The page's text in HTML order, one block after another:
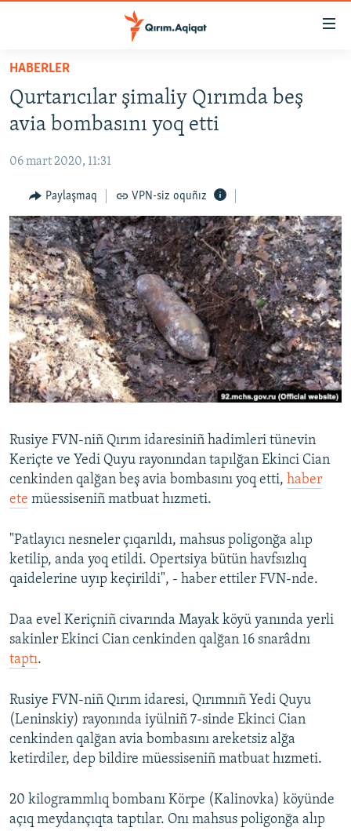
Esas
qaytmaq
Baş
qaytmaq
qaytmaq
SİYASET
CEMİYET
MEDENİYET
İNSAN AQLARI
VİDEO
SÜRET
BLOGLAR
FİKİR
Русский
Українською
QOŞULIÑIZ!
HABERLER
Qurtarıcılar şimaliy Qırımda beş
avia bombasını yoq etti
06 mart 2020, 11:31
Paylaşmaq VPN-siz oquñız
Rusiye FVN-niñ Qırım idaresiniñ hadimleri tünevin
Keriçte ve Yedi Quyu rayonından tapılğan Ekinci Cian
cenkinden qalğan beş avia bombasını yoq etti, haber
ete müessiseniñ matbuat hızmeti.
"Patlayıcı nesneler çıqarıldı, mahsus poligonğa alıp
ketilip, anda yoq etildi. Opertsiya bütün havfsızlıq
qaidelerine uyıp keçirildi", - haber ettiler FVN-nde.
Daa evel Keriçniñ civarında Mayak köyü yanında yerli
sakinler Ekinci Cian cenkinden qalğan 16 snarâdnı
taptı.
Rusiye FVN-niñ Qırım idaresi, Qırımnıñ Yedi Quyu
(Leninskiy) rayonında iyülniñ 7-sinde Ekinci Cian
cenkinden qalğan avia bombasını areketsiz alğa
ketirdiler, dep bildire müessiseniñ matbuat hızmeti.
20 kilogrammlıq bombanı Körpe (Kalinovka) köyünde
açıq meydançıqta taptılar. Onı mahsus poligonğa alıp